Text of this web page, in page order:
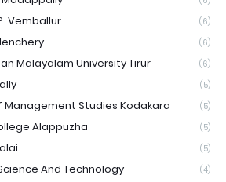
Vemballur (6)
(6)
Malayalam University Tirur (6)
(5)
Studies Kodakara (5)
Alappuzha (5)
(5)
And Technology (4)